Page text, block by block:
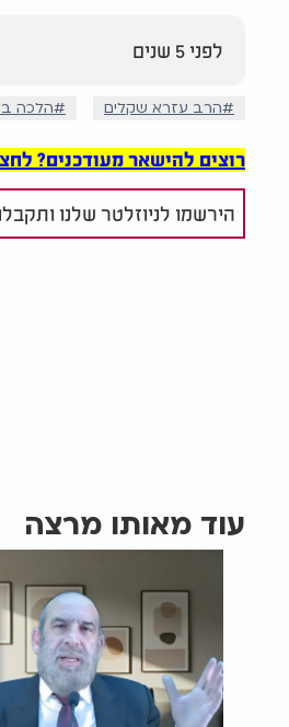
לפני 5 שנים
הרב עזרא שקלים הלכה
רוצים להישאר מעודכנים? לחצו
הירשמו לניוזלטר שלנו
עוד מאותו מרצה